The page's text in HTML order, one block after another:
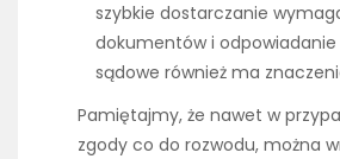
szybkie dostarczanie
dokumentów i
sądowe również ma
Pamiętajmy, że nawet w
zgody co do rozwodu, można